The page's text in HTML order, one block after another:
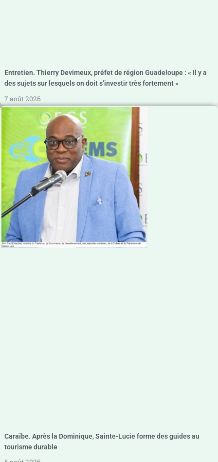
Entretien. Thierry Devimeux, préfet de région Guadeloupe : « Il y a
des sujets sur lesquels on doit s’investir très fortement »
7 août 2026
Caraïbe. Après la Dominique, Sainte-Lucie forme des guides au
tourisme durable